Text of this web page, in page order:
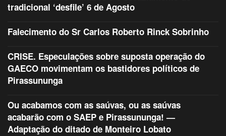
tradicional ‘desfile’ 6 de Agosto
Falecimento do Sr Carlos Roberto Rinck Sobrinho
CRISE. Especulações sobre suposta operação do
GAECO movimentam os bastidores políticos de
Pirassununga
Ou acabamos com as saúvas, ou as saúvas
acabarão com o SAEP e Pirassununga! —
Adaptação do ditado de Monteiro Lobato